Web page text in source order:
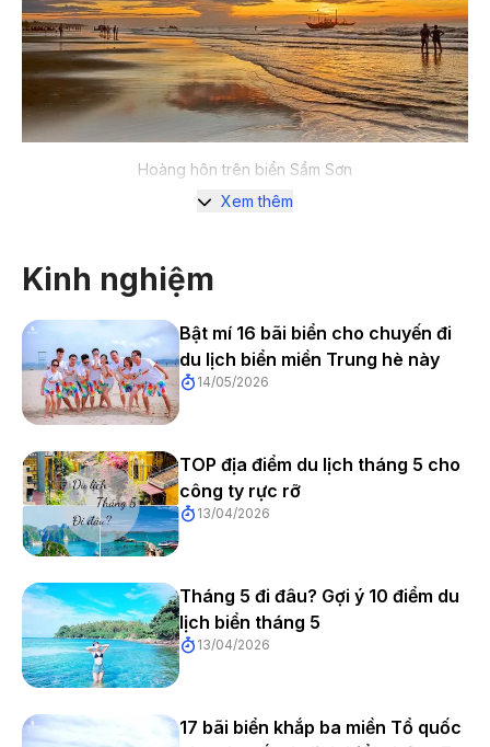
Hoàng hôn trên biển Sầm Sơn
2. Các điểm không thể bỏ qua khi
2.1. Bãi biển Sầm Sơn
Khi đã tới với Sầm Sơn, bạn nhất định phải tắm biển hoặc vui
đùa trên bãi cát.Bãi biển Sầm Sơnrất rộng, nước mát lành,
thích hợp để du khách trốn nóng mùa hè. Trước kia, Sầm Sơn
có tổng cộng 4 bãi tắm, được đánh dấu lần lượt là A, B, C, D.
đã có thêm bãi tắm FLC Sầm Sơn.
Ngoài tắm biển, bạn có thể cùng gia đình nằm nghỉ dưỡng, đi
bộ trên bãi cát, săn bình minh hay đón hoàng hôn trên biển
Xem thêm
Kinh nghiệm
Bật mí 16 bãi biển cho chuyến đi
du lịch biển miền Trung hè này
14/05/2026
TOP địa điểm du lịch tháng 5 cho
công ty rực rỡ
13/04/2026
Tháng 5 đi đâu? Gợi ý 10 điểm du
lịch biển tháng 5
13/04/2026
17 bãi biển khắp ba miền Tổ quốc